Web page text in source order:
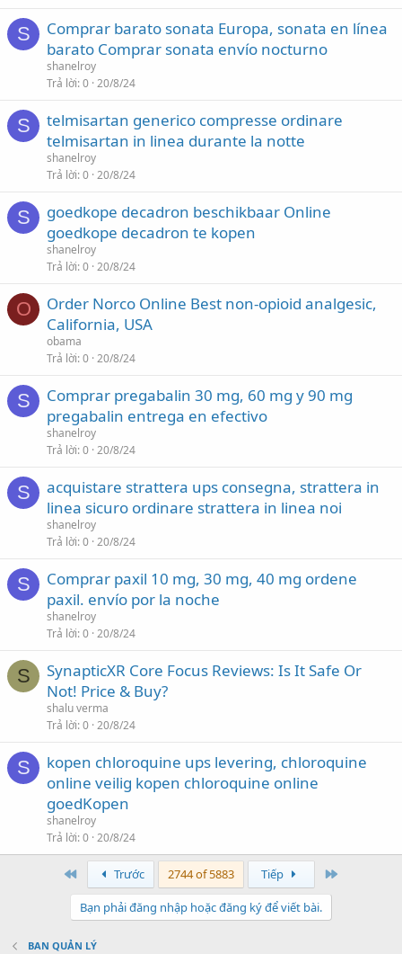
S
Comprar barato sonata Europa, sonata en línea
barato Comprar sonata envío nocturno
shanelroy
Trả lời 0 20/8/24
S
telmisartan generico compresse ordinare
telmisartan in linea durante la notte
shanelroy
Trả lời 0 20/8/24
S
goedkope decadron beschikbaar Online
goedkope decadron te kopen
shanelroy
Trả lời 0 20/8/24
O
Order Norco Online Best non-opioid analgesic,
California, USA
obama
Trả lời 0 20/8/24
S
Comprar pregabalin 30 mg, 60 mg y 90 mg
pregabalin entrega en efectivo
shanelroy
Trả lời 0 20/8/24
S
acquistare strattera ups consegna, strattera in
linea sicuro ordinare strattera in linea noi
shanelroy
Trả lời 0 20/8/24
S
Comprar paxil 10 mg, 30 mg, 40 mg ordene
paxil. envío por la noche
shanelroy
Trả lời 0 20/8/24
S
SynapticXR Core Focus Reviews: Is It Safe Or
Not! Price & Buy?
shalu verma
Trả lời 0 20/8/24
S
kopen chloroquine ups levering, chloroquine
online veilig kopen chloroquine online
goedKopen
shanelroy
Trả lời 0 20/8/24
First Trước 2744 of 5883 Tiếp
Bạn phải đăng nhập hoặc đăng ký để viết bài.
BAN QUẢN LÝ